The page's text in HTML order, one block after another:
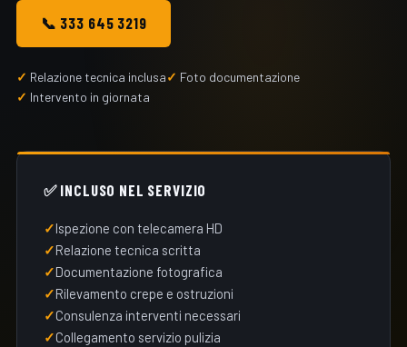
📞 333 645 3219
Relazione tecnica inclusa
Foto documentazione
Intervento in giornata
✅ INCLUSO NEL SERVIZIO
Ispezione con telecamera HD
Relazione tecnica scritta
Documentazione fotografica
Rilevamento crepe e ostruzioni
Consulenza interventi necessari
Collegamento servizio pulizia